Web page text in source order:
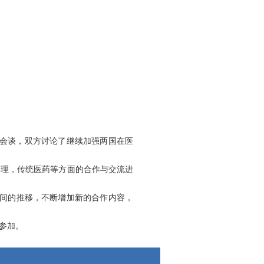
谈，双方讨论了继续加强两国在医
，传统医药等方面的合作与交流进
的推移，不断增加新的合作内容，
加。